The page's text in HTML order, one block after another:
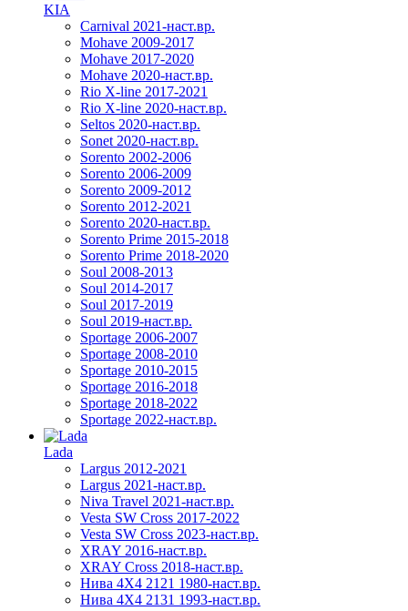
KIA
Carnival 2021-наст.вр.
Mohave 2009-2017
Mohave 2017-2020
Mohave 2020-наст.вр.
Rio X-line 2017-2021
Rio X-line 2020-наст.вр.
Seltos 2020-наст.вр.
Sonet 2020-наст.вр.
Sorento 2002-2006
Sorento 2006-2009
Sorento 2009-2012
Sorento 2012-2021
Sorento 2020-наст.вр.
Sorento Prime 2015-2018
Sorento Prime 2018-2020
Soul 2008-2013
Soul 2014-2017
Soul 2017-2019
Soul 2019-наст.вр.
Sportage 2006-2007
Sportage 2008-2010
Sportage 2010-2015
Sportage 2016-2018
Sportage 2018-2022
Sportage 2022-наст.вр.
Lada
Largus 2012-2021
Largus 2021-наст.вр.
Niva Travel 2021-наст.вр.
Vesta SW Cross 2017-2022
Vesta SW Cross 2023-наст.вр.
XRAY 2016-наст.вр.
XRAY Cross 2018-наст.вр.
Нива 4X4 2121 1980-наст.вр.
Нива 4X4 2131 1993-наст.вр.